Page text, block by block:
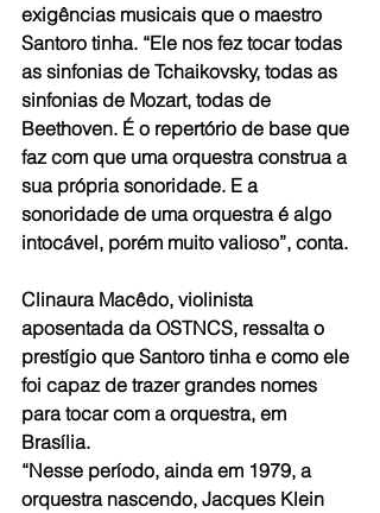
exigências musicais que o maestro
Santoro tinha. “Ele nos fez tocar todas
as sinfonias de Tchaikovsky, todas as
sinfonias de Mozart, todas de
Beethoven. É o repertório de base que
faz com que uma orquestra construa a
sua própria sonoridade. E a
sonoridade de uma orquestra é algo
intocável, porém muito valioso”, conta.
Clinaura Macêdo, violinista
aposentada da OSTNCS, ressalta o
prestígio que Santoro tinha e como ele
foi capaz de trazer grandes nomes
para tocar com a orquestra, em
Brasília.
“Nesse período, ainda em 1979, a
orquestra nascendo, Jacques Klein